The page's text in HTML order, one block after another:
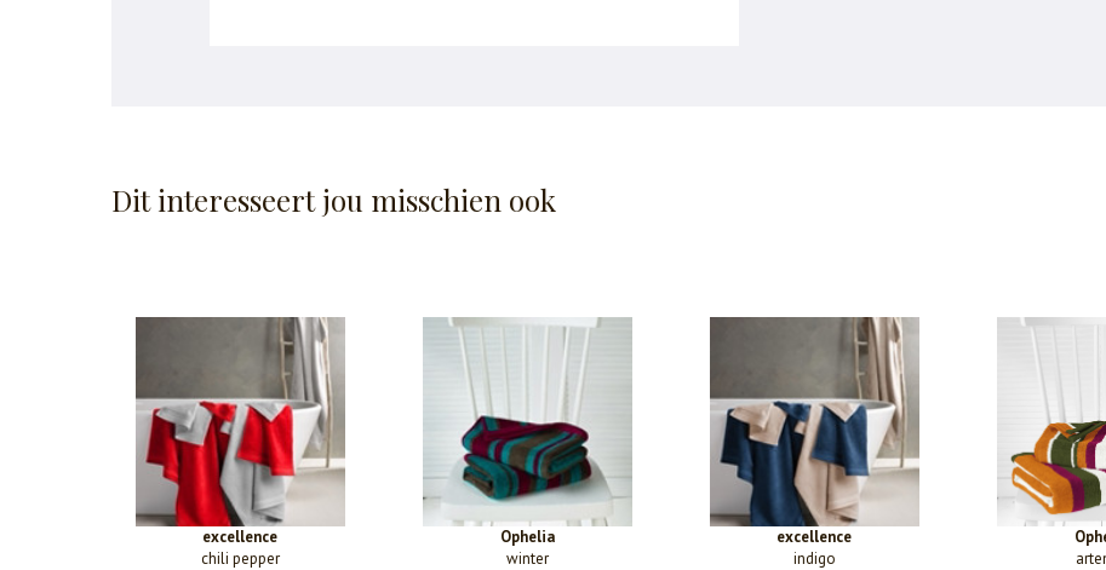
Dit interesseert jou misschien ook
excellence
chili pepper
Ophelia
winter
excellence
indigo